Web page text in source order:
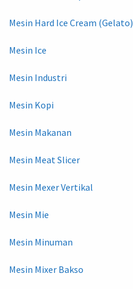
Mesin Hard Ice Cream (Gelato)
Mesin Ice
Mesin Industri
Mesin Kopi
Mesin Makanan
Mesin Meat Slicer
Mesin Mexer Vertikal
Mesin Mie
Mesin Minuman
Mesin Mixer Bakso